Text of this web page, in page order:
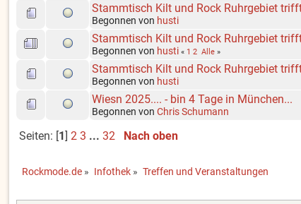
Stammtisch Kilt und Rock Ruhrgebiet
Begonnen von husti
Stammtisch Kilt und Rock Ruhrgebiet
Begonnen von husti « 1 2 Alle »
Stammtisch Kilt und Rock Ruhrgebiet
Begonnen von husti
Wiesn 2025.... - bin 4 Tage in München...
Begonnen vonChris Schumann
Seiten: [1] 2 3 ... 32 Nach oben
Rockmode.de » Infothek » Treffen und Veranstaltungen